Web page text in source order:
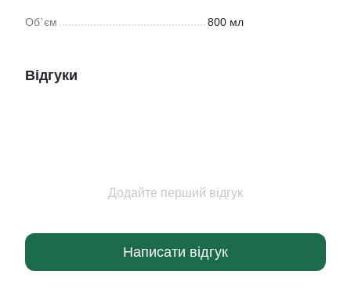
Об`єм 800 мл
Відгуки
Додайте перший відгук
Написати відгук